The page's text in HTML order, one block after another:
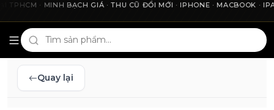
Cho2Tech và 2Techhouse — chợ công nghệ uy tín tại
· MINH BẠCH GIÁ · THU CŨ ĐỔI MỚI · IPHONE · MACBOOK · IPAD
Quay lại